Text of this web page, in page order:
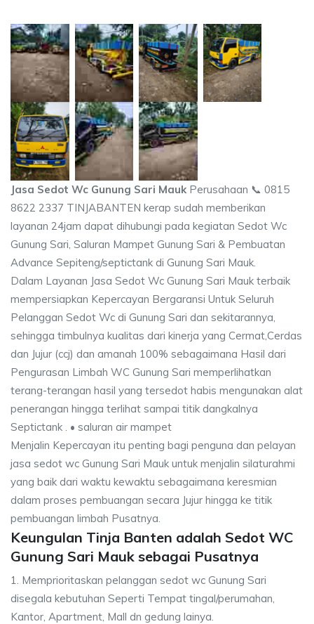
Jasa Sedot Wc Gunung Sari Mauk Perusahaan 📞 0815
8622 2337 TINJABANTEN kerap sudah memberikan
layanan 24jam dapat dihubungi pada kegiatan Sedot Wc
Gunung Sari, Saluran Mampet Gunung Sari & Pembuatan
Advance Sepiteng/septictank di Gunung Sari Mauk.
Dalam Layanan Jasa Sedot Wc Gunung Sari Mauk terbaik
mempersiapkan Kepercayan Bergaransi Untuk Seluruh
Pelanggan Sedot Wc di Gunung Sari dan sekitarannya,
sehingga timbulnya kualitas dari kinerja yang Cermat,Cerdas
dan Jujur (ccj) dan amanah 100% sebagaimana Hasil dari
Pengurasan Limbah WC Gunung Sari memperlihatkan
terang-terangan hasil yang tersedot habis mengunakan alat
penerangan hingga terlihat sampai titik dangkalnya
Septictank . • saluran air mampet
Menjalin Kepercayan itu penting bagi penguna dan pelayan
jasa sedot wc Gunung Sari Mauk untuk menjalin silaturahmi
yang baik dari waktu kewaktu sebagaimana keresmian
dalam proses pembuangan secara Jujur hingga ke titik
pembuangan limbah Pusatnya.
Keungulan Tinja Banten adalah Sedot WC
Gunung Sari Mauk sebagai Pusatnya
1. Memprioritaskan pelanggan sedot wc Gunung Sari
disegala kebutuhan Seperti Tempat tingal/perumahan,
Kantor, Apartment, Mall dn gedung lainya.